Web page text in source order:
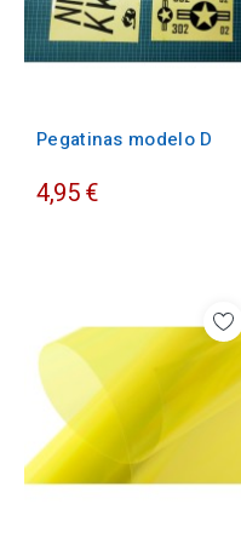
Pegatinas modelo D
4,95 €